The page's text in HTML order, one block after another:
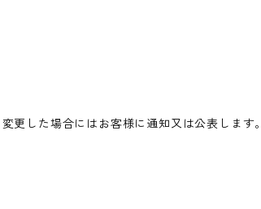
更した場合にはお客様に通知又は公表します。